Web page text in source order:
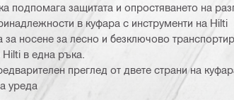
подпомага защитата и опростяването на
в куфара с инструменти на Hilti
носене за лесно и безключово
в една ръка.
преглед от двете страни на
уреда